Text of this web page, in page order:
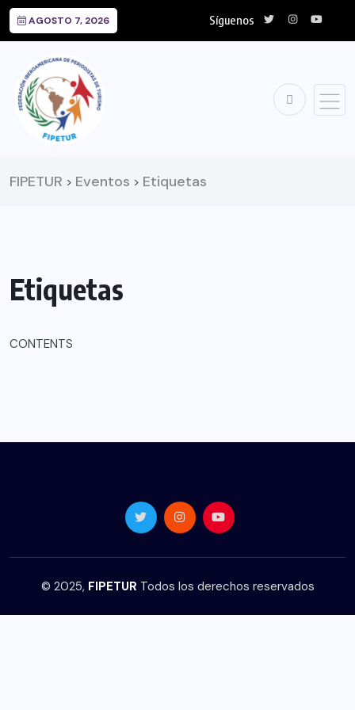
AGOSTO 7, 2026 Síguenos
FIPETUR > Eventos > Etiquetas
Etiquetas
CONTENTS
© 2025, FIPETUR Todos los derechos reservados